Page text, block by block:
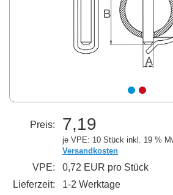
Preis: 7,19
je VPE: 10 Stück inkl. 19 %
Versandkosten
VPE:
0,72 EUR pro Stück
Lieferzeit:
1-2 Werktage